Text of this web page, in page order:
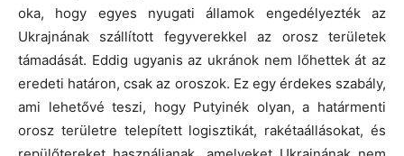
oka, hogy egyes nyugati államok engedélyezték az
Ukrajnának szállított fegyverekkel az orosz területek
támadását. Eddig ugyanis az ukránok nem lőhettek át az
eredeti határon, csak az oroszok. Ez egy érdekes szabály,
ami lehetővé teszi, hogy Putyinék olyan, a határmenti
orosz területre telepített logisztikát, rakétaállásokat, és